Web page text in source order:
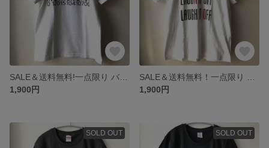
1,900円
1,900円
SOLD OUT SOLD OUT